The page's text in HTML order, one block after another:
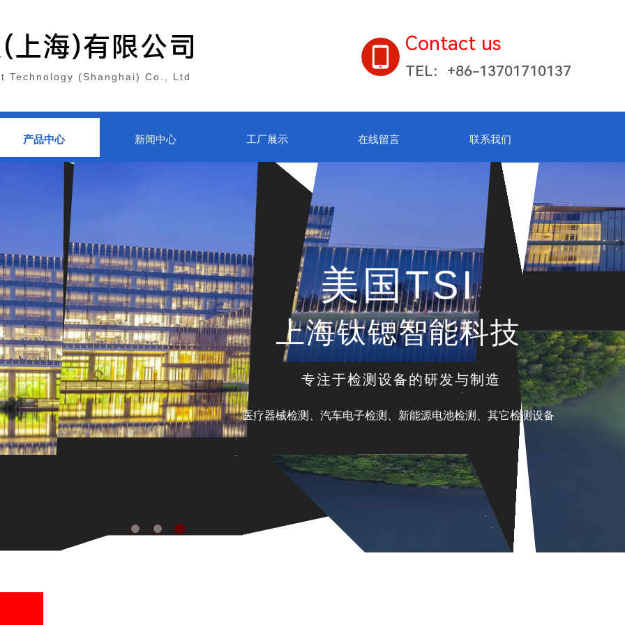
(上海)有限公司
Technology (Shanghai) Co., Ltd
Contact us
TEL：+86-13701710137
产品中心 新闻中心 工厂展示 在线留言 联系我们
美国TSI
上海钛锶智能科技
专注于检测设备的研发与制造
医疗器械检测、 汽车电子检测、 新能源电池检测、 其它检测设备